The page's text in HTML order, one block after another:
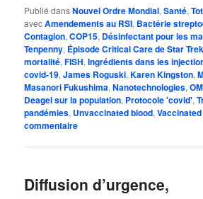
Publié dansNouvel Ordre Mondial,Santé,
avecAmendements au RSI, Bactérie
Contagion,COP15, Désinfectant pour les
Tenpenny, Épisode Critical Care de Star
mortalité,FISH,Ingrédients dans les
covid-19,James Roguski,Karen Kingston,
Masanori Fukushima,Nanotechnologies,
Deagel sur la population, Protocole 'covid',
pandémies, Unvaccinated blood,
commentaire
Diffusion d’urgence,